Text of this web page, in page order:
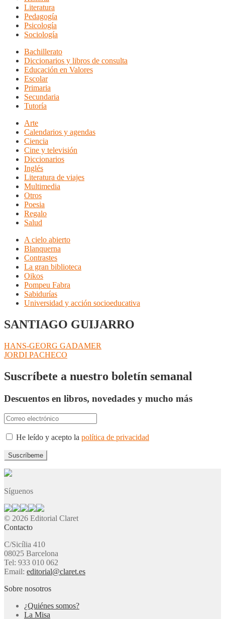
Literatura
Pedagogía
Psicología
Sociología
Bachillerato
Diccionarios y libros de consulta
Educación en Valores
Escolar
Primaria
Secundaria
Tutoría
Arte
Calendarios y agendas
Ciencia
Cine y televisión
Diccionarios
Inglés
Literatura de viajes
Multimedia
Otros
Poesia
Regalo
Salud
A cielo abierto
Blanquerna
Contrastes
La gran biblioteca
Oikos
Pompeu Fabra
Sabidurías
Universidad y acción socioeducativa
SANTIAGO GUIJARRO
Navegación
de
entradas
Anterior:
HANS-GEORG GADAMER
Siguiente:
JORDI PACHECO
Suscríbete a nuestro boletín semanal
Descuentos en libros, novedades y mucho más
He leído y acepto la política de privacidad
Síguenos
© 2026 Editorial Claret
Contacto
C/Sicília 410
08025 Barcelona
Tel: 933 010 062
Email: editorial@claret.es
Sobre nosotros
¿Quiénes somos?
La Misa